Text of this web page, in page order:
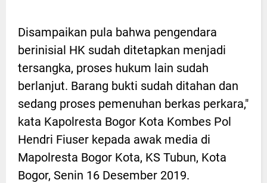
Disampaikan pula bahwa pengendara
berinisial HK sudah ditetapkan menjadi
tersangka, proses hukum lain sudah
berlanjut. Barang bukti sudah ditahan dan
sedang proses pemenuhan berkas perkara,"
kata Kapolresta Bogor Kota Kombes Pol
Hendri Fiuser kepada awak media di
Mapolresta Bogor Kota, KS Tubun, Kota
Bogor, Senin 16 Desember 2019.